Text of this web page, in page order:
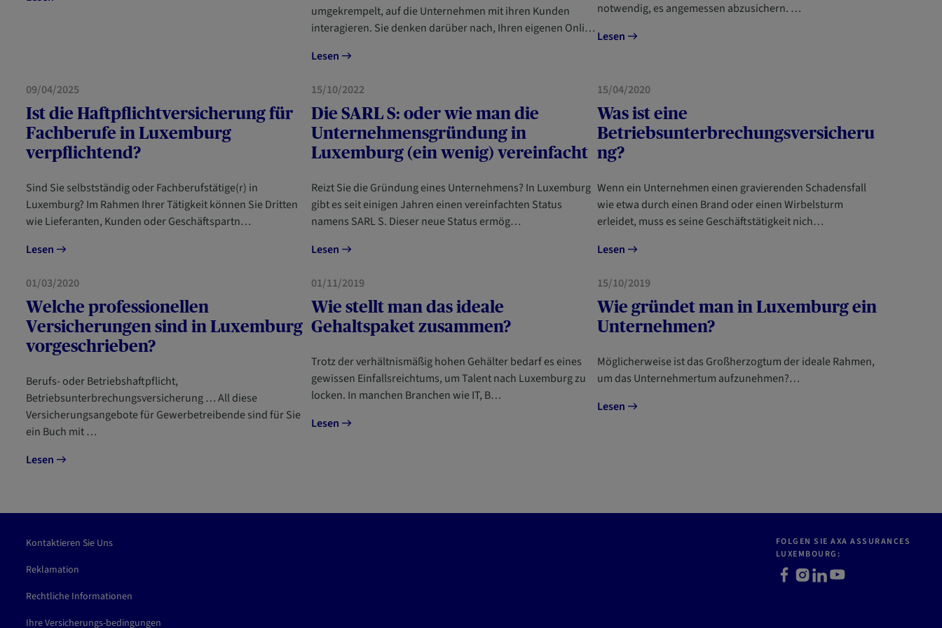
umgekrempelt, auf die Unternehmen mit ihren Kunden
interagieren. Sie denken darüber nach, Ihren eigenen Onli…
Lesen
notwendig, es angemessen abzusichern. …
Lesen
UNTERNEHMER
09/04/2025
Ist die Haftpflichtversicherung für
Fachberufe in Luxemburg
verpflichtend?
Sind Sie selbstständig oder Fachberufstätige(r) in
Luxemburg? Im Rahmen Ihrer Tätigkeit können Sie Dritten
wie Lieferanten, Kunden oder Geschäftspartn…
Lesen
UNTERNEHMER
15/10/2022
Die SARL S: oder wie man die
Unternehmensgründung in
Luxemburg (ein wenig) vereinfacht
Reizt Sie die Gründung eines Unternehmens? In Luxemburg
gibt es seit einigen Jahren einen vereinfachten Status
namens SARL S. Dieser neue Status ermög…
Lesen
UNTERNEHMER
15/04/2020
Was ist eine
Betriebsunterbrechungsversicheru
ng?
Wenn ein Unternehmen einen gravierenden Schadensfall
wie etwa durch einen Brand oder einen Wirbelsturm
erleidet, muss es seine Geschäftstätigkeit nich…
Lesen
UNTERNEHMER
01/03/2020
Welche professionellen
Versicherungen sind in Luxemburg
vorgeschrieben?
Berufs- oder Betriebshaftpflicht,
Betriebsunterbrechungsversicherung … All diese
Versicherungsangebote für Gewerbetreibende sind für Sie
ein Buch mit …
Lesen
UNTERNEHMER
01/11/2019
Wie stellt man das ideale
Gehaltspaket zusammen?
Trotz der verhältnismäßig hohen Gehälter bedarf es eines
gewissen Einfallsreichtums, um Talent nach Luxemburg zu
locken. In manchen Branchen wie IT, B…
Lesen
UNTERNEHMER
15/10/2019
Wie gründet man in Luxemburg ein
Unternehmen?
Möglicherweise ist das Großherzogtum der ideale Rahmen,
um das Unternehmertum aufzunehmen?…
Lesen
Kontaktieren Sie Uns
Reklamation
Rechtliche Informationen
Ihre Versicherungs-bedingungen
FOLGEN SIE AXA ASSURANCES
LUXEMBOURG:
L
Y